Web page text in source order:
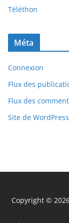
Téléthon
Méta
Connexion
Flux des
Flux des
Site de
Copyright ©